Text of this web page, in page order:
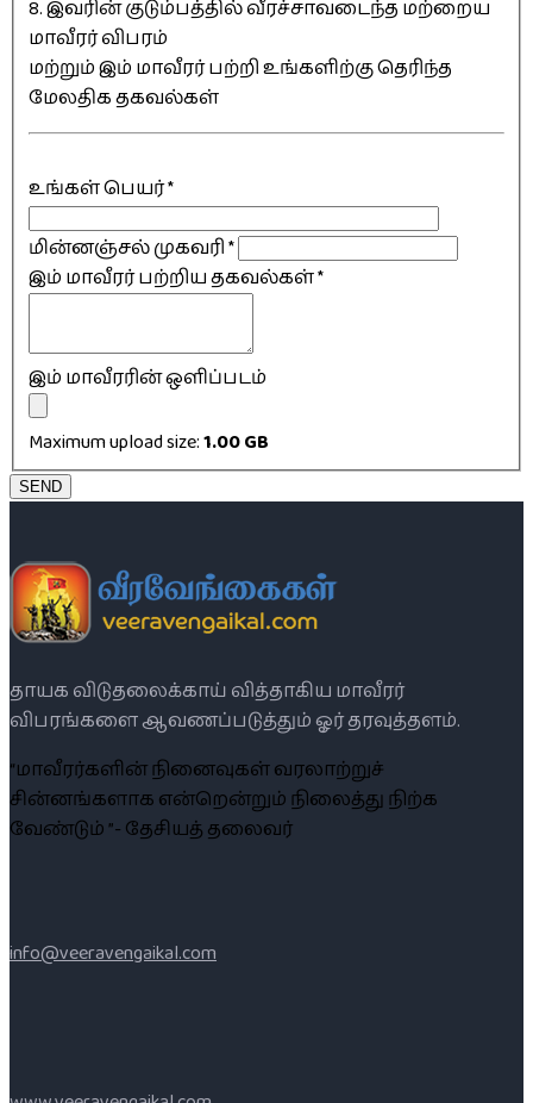
8. இவரின் குடும்பத்தில் வீரச்சாவடைந்த மற்றைய
மாவீரர் விபரம்
மற்றும் இம் மாவீரர் பற்றி உங்களிற்கு தெரிந்த
மேலதிக தகவல்கள்
உங்கள் பெயர்*
மின்னஞ்சல் முகவரி*
இம் மாவீரர் பற்றிய தகவல்கள்*
இம் மாவீரரின் ஒளிப்படம்
Maximum upload size:1.00 GB
SEND
தாயக விடுதலைக்காய் வித்தாகிய மாவீரர்
விபரங்களை ஆவணப்படுத்தும் ஓர் தரவுத்தளம்.
“மாவீரர்களின் நினைவுகள் வரலாற்றுச்
சின்னங்களாக என்றென்றும் நிலைத்து நிற்க
வேண்டும் ”- தேசியத் தலைவர்
info@veeravengaikal.com